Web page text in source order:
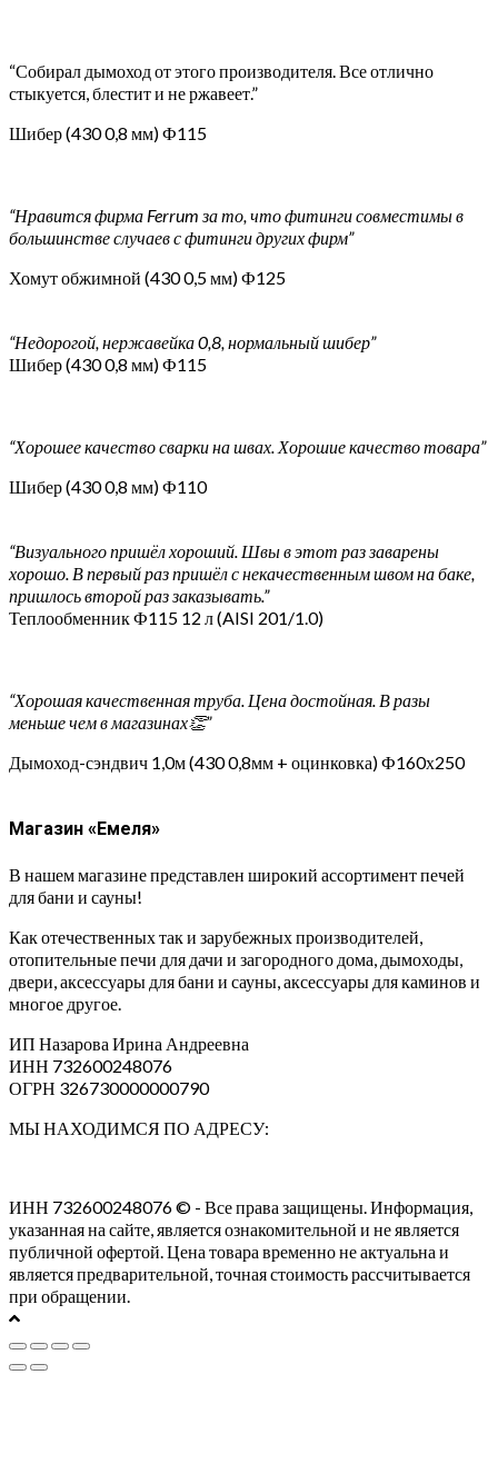
“Собирал дымоход от этого производителя. Все отлично
стыкуется, блестит и не ржавеет.”
Шибер (430 0,8 мм) Ф115
“Нравится фирма Ferrum за то, что фитинги совместимы в
большинстве случаев с фитинги других фирм”
Хомут обжимной (430 0,5 мм) Ф125
“Недорогой, нержавейка 0,8, нормальный шибер”
Шибер (430 0,8 мм) Ф115
“Хорошее качество сварки на швах. Хорошие качество товара”
Шибер (430 0,8 мм) Ф110
“Визуального пришёл хороший. Швы в этот раз заварены
хорошо. В первый раз пришёл с некачественным швом на баке,
пришлось второй раз заказывать.”
Теплообменник Ф115 12 л (AISI 201/1.0)
“Хорошая качественная труба. Цена достойная. В разы
меньше чем в магазинах👏”
Дымоход-сэндвич 1,0м (430 0,8мм + оцинковка) Ф160х250
Магазин «Емеля»
В нашем магазине представлен широкий ассортимент печей
для бани и сауны!
Как отечественных так и зарубежных производителей,
отопительные печи для дачи и загородного дома, дымоходы,
двери, аксессуары для бани и сауны, аксессуары для каминов и
многое другое.
ИП Назарова Ирина Андреевна⁠
ИНН 732600248076
ОГРН 326730000000790
МЫ НАХОДИМСЯ ПО АДРЕСУ:
ИНН 732600248076 © - Все права защищены. Информация,
указанная на сайте, является ознакомительной и не является
публичной офертой. Цена товара временно не актуальна и
является предварительной, точная стоимость рассчитывается
при обращении.